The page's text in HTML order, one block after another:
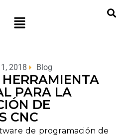
2018 Blog
PARA LA
DE
CNC
de programación de